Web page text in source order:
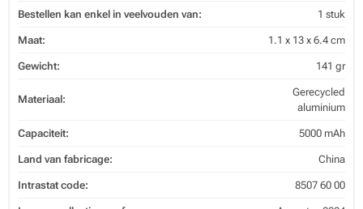
Bestellen kan enkel in veelvouden van: 1 stuk
Maat: 1.1 x 13 x 6.4 cm
Gewicht: 141 gr
Materiaal:
Gerecycled
aluminium
Capaciteit: 5000 mAh
Land van fabricage: China
Intrastat code: 8507 60 00